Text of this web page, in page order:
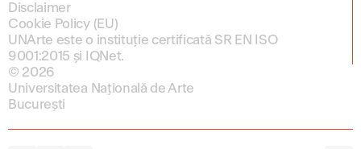
Disclaimer
Cookie Policy (EU)
UNArte este o instituție certificată SR EN ISO
9001:2015 și IQNet.
© 2026
Universitatea Națională de Arte
București